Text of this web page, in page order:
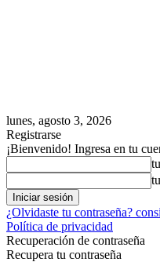
lunes, agosto 3, 2026
Registrarse
¡Bienvenido! Ingresa en tu
¿Olvidaste tu contraseña?
Política de privacidad
Recuperación de contraseña
Recupera tu contraseña